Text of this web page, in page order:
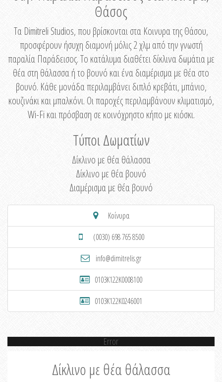
Θάσος
Τα Dimitreli Studios, που βρίσκονται στα Κοινυρα της Θάσου,
προσφέρουν ήσυχη διαμονή μόλις 2 χλμ από την γνωστή
παραλία Παράδεισος. Το κατάλυμα διαθέτει δίκλινα δωμάτια με
θέα στη θάλασσα ή το βουνό και ένα διαμέρισμα με θέα στο
βουνό. Κάθε μονάδα περιλαμβάνει διπλό κρεβάτι, μπάνιο,
κουζινάκι και μπαλκόνι. Οι παροχές περιλαμβάνουν κλιματισμό,
Wi-Fi και πρόσβαση σε κοινόχρηστο κήπο με κιόσκι.
Τύποι Δωματίων
Δίκλινο με θέα θάλασσα
Δίκλινο με θέα βουνό
Διαμέρισμα με θέα βουνό
Κοίνυρα
(0030) 698 765 8500
info@dimitrelis.gr
0103K122K0008100
0103K122K0246001
Error
Δίκλινο με θέα θάλασσα